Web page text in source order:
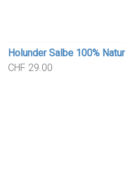
Holunder Salbe 100% Natur
CHF 29.00